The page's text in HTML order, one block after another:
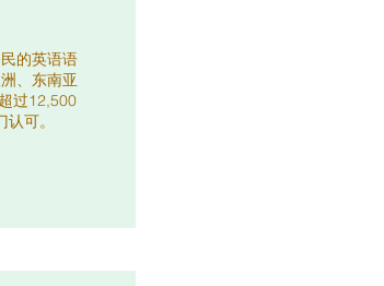
的英语语
、东南亚
过12,500
可。